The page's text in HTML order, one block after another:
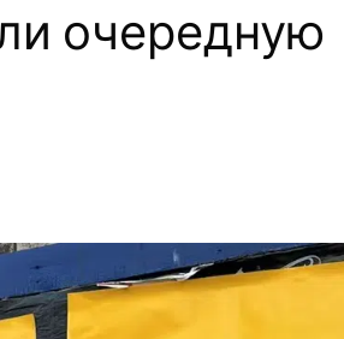
очередную